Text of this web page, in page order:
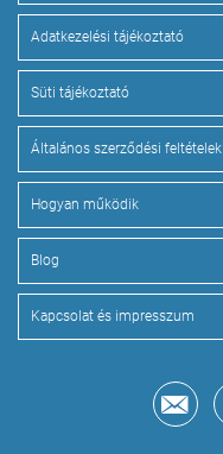
Adatkezelési tájékoztató
Süti tájékoztató
Általános szerződési feltételek
Hogyan működik
Blog
Kapcsolat és impresszum